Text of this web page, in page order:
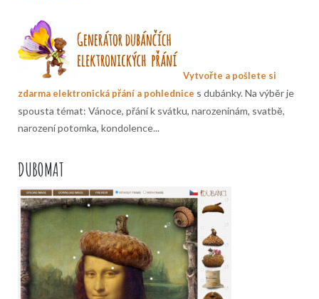
Vytvořte a pošlete si
zdarma elektronická přání a pohlednice s dubánky. Na výběr je
spousta témat: Vánoce, přání k svátku, narozeninám, svatbě,
narození potomka, kondolence...
DUBOMAT